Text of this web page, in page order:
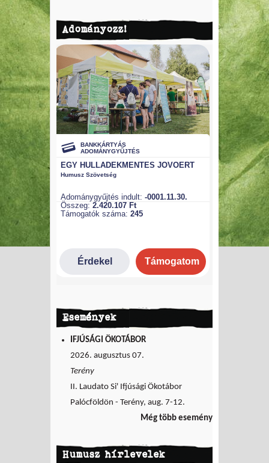
Adományozz!
Események
IFJÚSÁGI ÖKOTÁBOR
2026. augusztus 07.
Terény
II. Laudato Si' Ifjúsági Ökotábor
Palócföldön - Terény, aug. 7-12.
Még több esemény
Humusz hírlevelek